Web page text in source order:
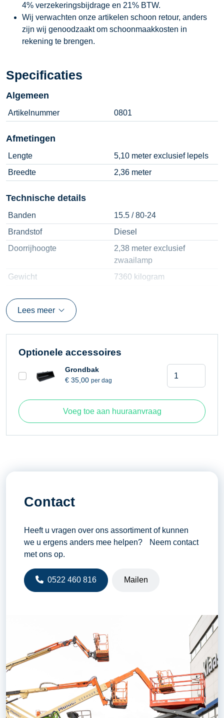
4% verzekeringsbijdrage en 21% BTW.
Wij verwachten onze artikelen schoon retour, anders
zijn wij genoodzaakt om schoonmaakkosten in
rekening te brengen.
Specificaties
Algemeen
Artikelnummer 0801
Afmetingen
Lengte
5,10 meter exclusief lepels
Breedte
2,36 meter
Technische details
Banden
15.5 / 80-24
Brandstof
Diesel
Doorrijhoogte
2,38 meter exclusief
zwaailamp
Gewicht
7360 kilogram
Hefvermogen
Lees meer
Optionele accessoires
Grondbak
€35,00 per dag
Voeg toe aan huuraanvraag
Contact
Heeft u vragen over ons assortiment of kunnen
we u ergens anders mee helpen? Neem contact
met ons op.
0522 460 816 Mailen